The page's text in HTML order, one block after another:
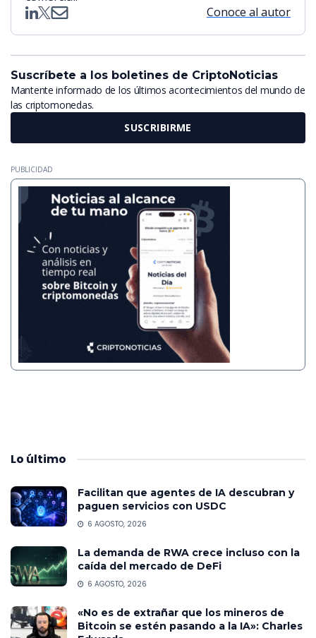
Conoce al autor
Suscríbete a los boletines de CriptoNoticias
Mantente informado de los últimos acontecimientos del mundo de
las criptomonedas.
SUSCRIBIRME
PUBLICIDAD
Lo último
Facilitan que agentes de IA descubran y
paguen servicios con USDC
6 AGOSTO, 2026
La demanda de RWA crece incluso con la
caída del mercado de DeFi
6 AGOSTO, 2026
«No es de extrañar que los mineros de
Bitcoin se estén pasando a la IA»: Charles